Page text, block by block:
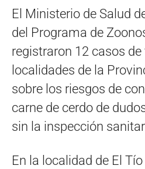
El Ministerio de Salud
del Programa de
registraron 12 casos
localidades de la
sobre los riesgos de
carne de cerdo de
sin la inspección
En la localidad de El